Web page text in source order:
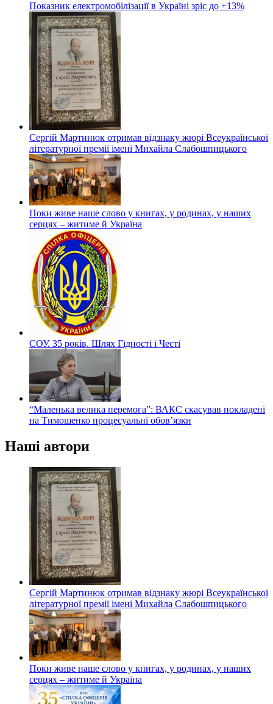
Показник електромобілізації в Україні зріс до +13%
Сергій Мартинюк отримав відзнаку жюрі Всеукраїнської
літературної премії імені Михайла Слабошпицького
Поки живе наше слово у книгах, у родинах, у наших
серцях – житиме й Україна
СОУ. 35 років. Шлях Гідності і Честі
“Маленька велика перемога”: ВАКС скасував покладені
на Тимошенко процесуальні обов’язки
Наші автори
Сергій Мартинюк отримав відзнаку жюрі Всеукраїнської
літературної премії імені Михайла Слабошпицького
Поки живе наше слово у книгах, у родинах, у наших
серцях – житиме й Україна